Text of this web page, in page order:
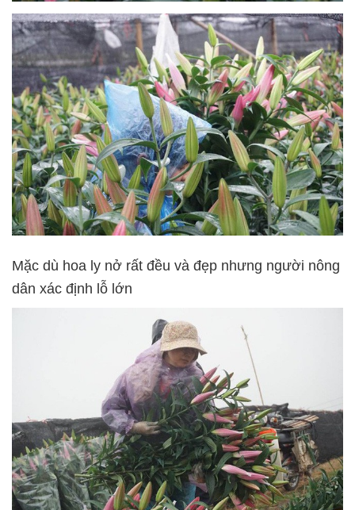
Mặc dù hoa ly nở rất đều và đẹp nhưng người nông
dân xác định lỗ lớn